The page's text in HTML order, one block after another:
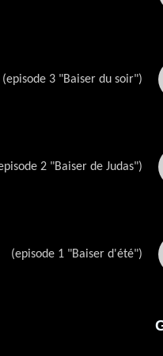
(episode 3 "Baiser du soir")
2 "Baiser de Judas")
(episode 1 "Baiser d'été")